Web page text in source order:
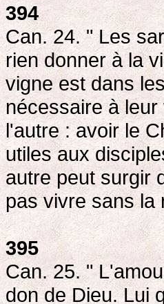
394
Can. 24. " Les
rien donner à la
vigne est dans
nécessaire à
l'autre : avoir le
utiles aux
autre peut surgir
pas vivre sans
395
Can. 25. "
don de Dieu. Lui